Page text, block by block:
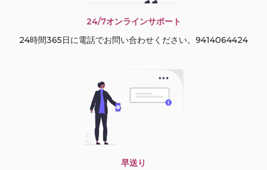
24/7オンラインサポート
24時間365日に電話でお問い合わせください。9414064424
早送り